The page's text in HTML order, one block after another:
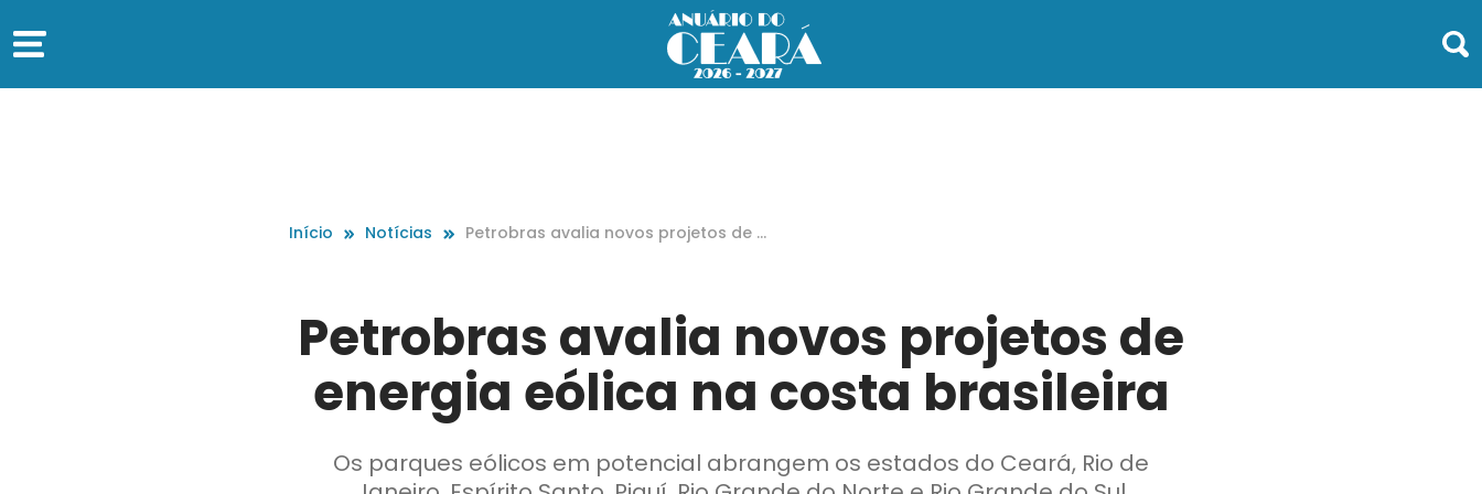
Início Notícias
Petrobras avalia novos projetos de e
Petrobras avalia novos projetos de
energia eólica na costa brasileira
Os parques eólicos em potencial abrangem os estados do Ceará, Rio de